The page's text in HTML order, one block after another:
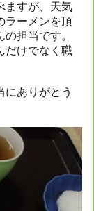
ますが、天気
ラーメンを頂
担当です。
だけでなく職
にありがとう